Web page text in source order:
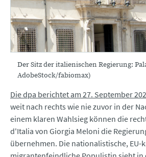
Der Sitz der italienischen Regierung:
AdobeStock/fabiomax)
Die dpa berichtet am 27. September
weit nach rechts wie nie zuvor in der
einem klaren Wahlsieg können die
d'Italia von Giorgia Meloni die
übernehmen. Die nationalistische, EU-